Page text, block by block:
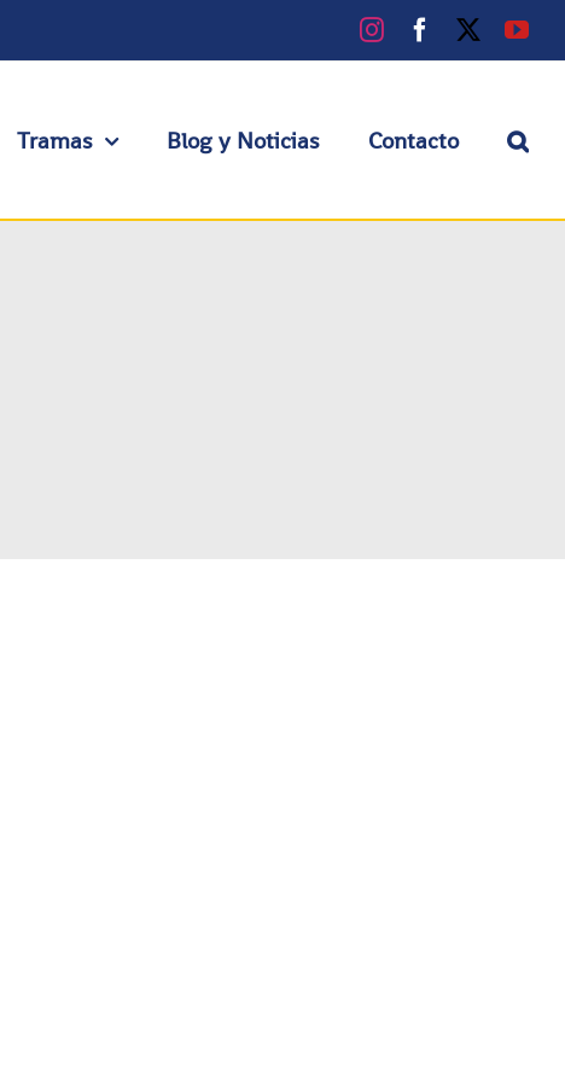
InstagramFacebook
Tramas Blog y Noticias Contacto